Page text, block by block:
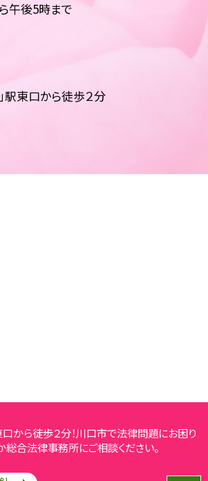
午後5時まで
駅東口から徒歩２分
口から徒歩２分！川口市で法律問題にお困り
総合法律事務所にご相談ください。